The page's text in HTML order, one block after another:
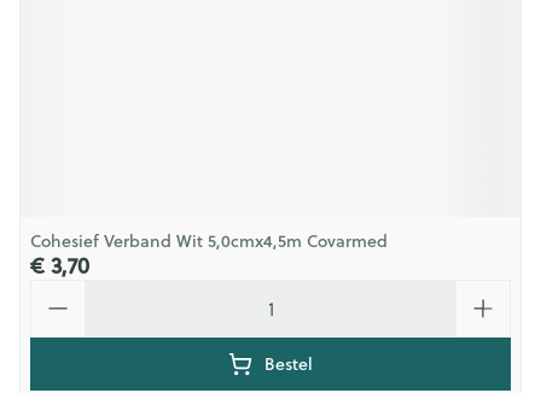
Cohesief Verband Wit 5,0cmx4,5m Covarmed
€ 3,70
Bestel